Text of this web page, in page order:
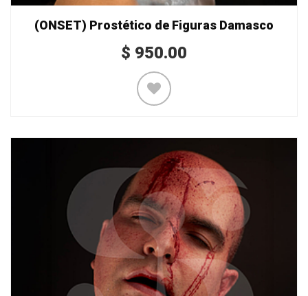
(ONSET) Prostético de Figuras Damasco
$ 950.00